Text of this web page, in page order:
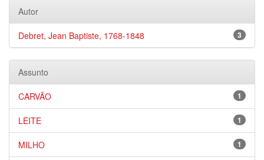
Autor
3
Debret, Jean Baptiste, 1768-1848
Assunto
1
CARVÃO
1
LEITE
1
MILHO